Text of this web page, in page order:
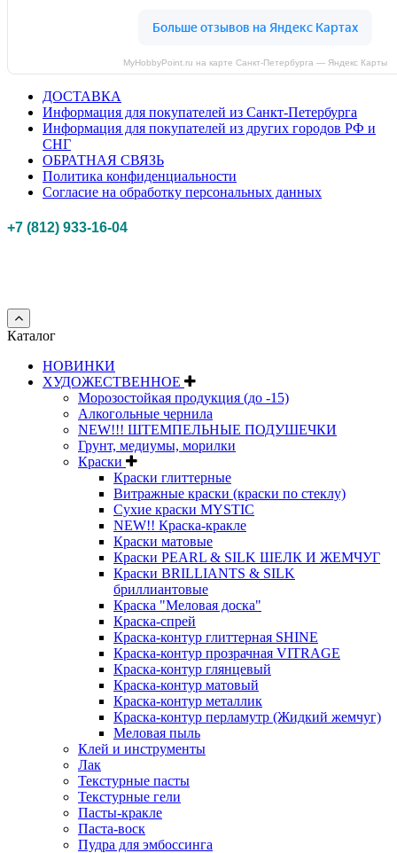
MyHobbyPoint.ru на карте Санкт‑Петербурга — Яндекс Карты
ДОСТАВКА
Информация для покупателей из Санкт-Петербурга
Информация для покупателей из других городов РФ и
СНГ
ОБРАТНАЯ СВЯЗЬ
Политика конфиденциальности
Согласие на обработку персональных данных
+7 (812) 933-16-04
Каталог
НОВИНКИ
ХУДОЖЕСТВЕННОЕ
Морозостойкая продукция (до -15)
Алкогольные чернила
NEW!!! ШТЕМПЕЛЬНЫЕ ПОДУШЕЧКИ
Грунт, медиумы, морилки
Краски
Краски глиттерные
Витражные краски (краски по стеклу)
Сухие краски MYSTIC
NEW!! Краска-кракле
Краски матовые
Краски PEARL & SILK ШЕЛК И ЖЕМЧУГ
Краски BRILLIANTS & SILK
бриллиантовые
Краска "Меловая доска"
Краска-спрей
Краска-контур глиттерная SHINE
Краска-контур прозрачная VITRAGE
Краска-контур глянцевый
Краска-контур матовый
Краска-контур металлик
Краска-контур перламутр (Жидкий жемчуг)
Меловая пыль
Клей и инструменты
Лак
Текстурные пасты
Текстурные гели
Пасты-кракле
Паста-воск
Пудра для эмбоссинга